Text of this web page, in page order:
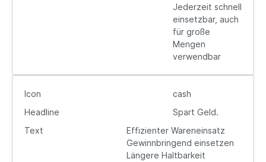
Jederzeit schnell
einsetzbar, auch
für große
Mengen
verwendbar
Icon
cash
Headline
Spart Geld.
Text
Effizienter Wareneinsatz
Gewinnbringend einsetzen
Längere Haltbarkeit